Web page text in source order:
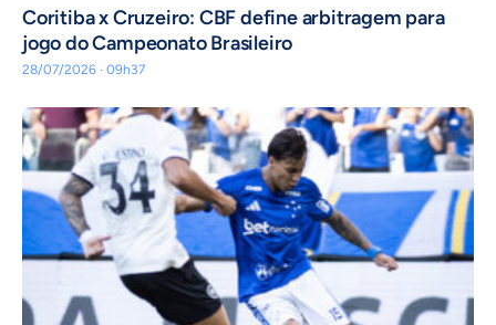
Coritiba x Cruzeiro: CBF define arbitragem para
jogo do Campeonato Brasileiro
28/07/2026 · 09h37